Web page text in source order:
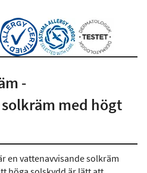
-
med högt
en vattenavvisande solkräm